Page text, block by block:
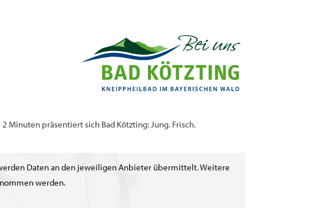
Minuten präsentiert sich Bad Kötzting: Jung. Frisch.
Daten an den jeweiligen Anbieter übermittelt. Weitere
werden.